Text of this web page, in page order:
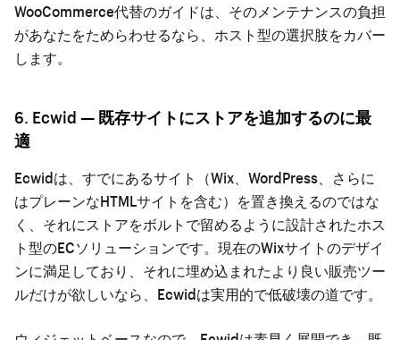
WooCommerce代替のガイドは、そのメンテナンスの負担
があなたをためらわせるなら、ホスト型の選択肢をカバー
します。
6. Ecwid — 既存サイトにストアを追加するのに最
適
Ecwidは、すでにあるサイト（Wix、WordPress、さらに
はプレーンなHTMLサイトを含む）を置き換えるのではな
く、それにストアをボルトで留めるように設計されたホス
ト型のECソリューションです。現在のWixサイトのデザイ
ンに満足しており、それに埋め込まれたより良い販売ツー
ルだけが欲しいなら、Ecwidは実用的で低破壊の道です。